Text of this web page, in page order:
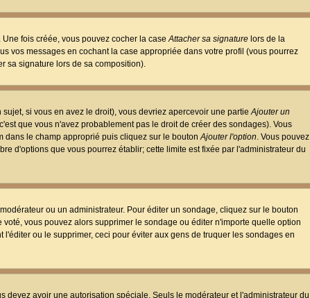
fois créée, vous pouvez cocher la caseAttacher sa signature lors de la
vos messages en cochant la case appropriée dans votre profil (vous pourrez
sa signature lors de sa composition).
si vous en avez le droit), vous devriez apercevoir une partieAjouter un
que vous n'avez probablement pas le droit de créer des sondages). Vous
dans le champ approprié puis cliquez sur le boutonAjouter l'option. Vous pouvez
d'options que vous pourrez établir; cette limite est fixée par l'administrateur du
ou un administrateur. Pour éditer un sondage, cliquez sur le bouton
vous pouvez alors supprimer le sondage ou éditer n'importe quelle option
ou le supprimer, ceci pour éviter aux gens de truquer les sondages en
devez avoir une autorisation spéciale. Seuls le modérateur et l'administrateur du